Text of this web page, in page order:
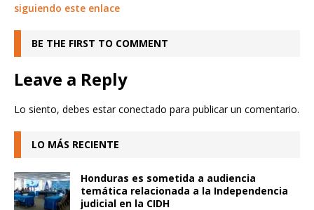
siguiendo este enlace
BE THE FIRST TO COMMENT
Leave a Reply
Lo siento, debes estarconectado para publicar un comentario.
LO MÁS RECIENTE
Honduras es sometida a audiencia
temática relacionada a la Independencia
judicial en la CIDH